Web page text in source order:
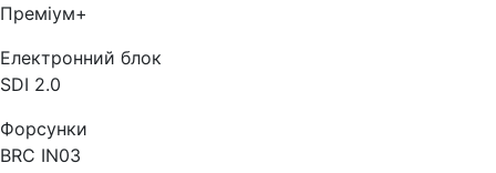
Преміум+
Електронний блок
SDI 2.0
Форсунки
BRC IN03